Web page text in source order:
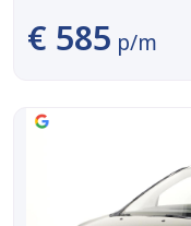
€ 585 p/m